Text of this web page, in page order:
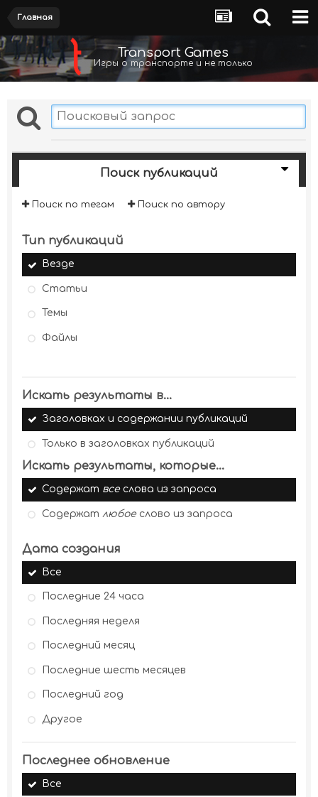
Главная
Transport Games
Игры о транспорте и не только
Поиск публикаций
Поиск по тегам Поиск по автору
Тип публикаций
Везде
Статьи
Темы
Файлы
Искать результаты в...
Заголовках и содержании публикаций
Только в заголовках публикаций
Искать результаты, которые...
Содержат всеслова из запроса
Содержат любоеслово из запроса
Дата создания
Все
Последние 24 часа
Последняя неделя
Последний месяц
Последние шесть месяцев
Последний год
Другое
Последнее обновление
Все